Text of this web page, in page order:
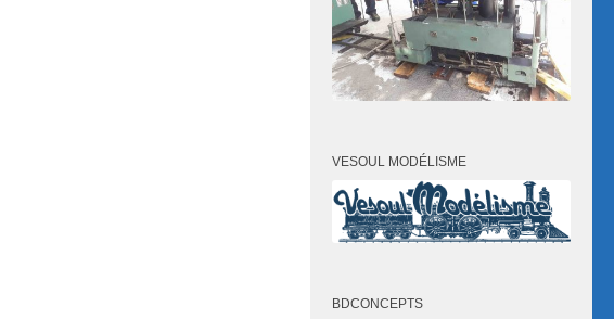
VESOUL MODÉLISME
BDCONCEPTS